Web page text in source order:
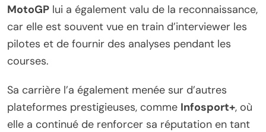
MotoGP lui a également valu de la reconnaissance,
car elle est souvent vue en train d’interviewer les
pilotes et de fournir des analyses pendant les
courses.
Sa carrière l’a également menée sur d’autres
plateformes prestigieuses, comme Infosport+, où
elle a continué de renforcer sa réputation en tant